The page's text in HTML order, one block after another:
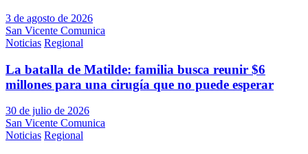
3 de agosto de 2026
San Vicente Comunica
Noticias Regional
La batalla de Matilde: familia busca reunir $6
millones para una cirugía que no puede esperar
30 de julio de 2026
San Vicente Comunica
Noticias Regional